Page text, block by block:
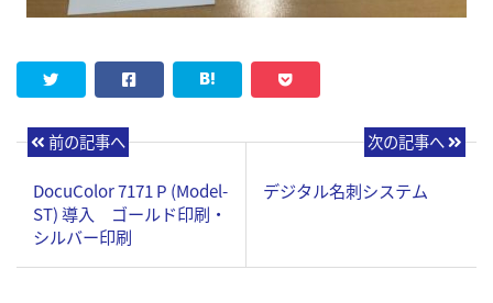
前の記事へ
DocuColor 7171 P (Model-
ST) 導入 ゴールド印刷・
シルバー印刷
次の記事へ
デジタル名刺システム